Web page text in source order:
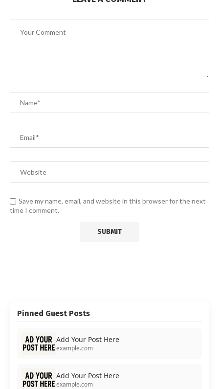
Save my name, email, and website in this browser for the next
time I comment.
Pinned Guest Posts
Add Your Post Here
example.com
Add Your Post Here
example.com